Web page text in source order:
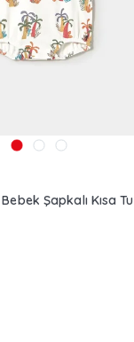
Şapkalı Kısa